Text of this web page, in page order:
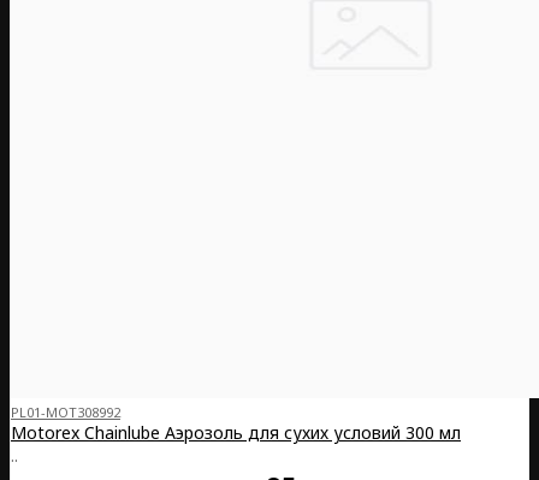
PL01-MOT308992
Motorex Chainlube Аэрозоль для сухих условий 300 мл
..